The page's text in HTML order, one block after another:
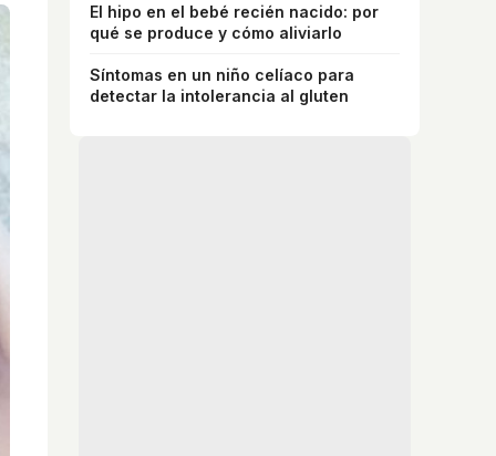
El hipo en el bebé recién nacido: por
qué se produce y cómo aliviarlo
Síntomas en un niño celíaco para
detectar la intolerancia al gluten